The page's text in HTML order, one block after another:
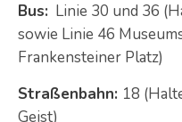
Bus: Linie 30 und 36
sowie Linie 46
Frankensteiner Platz)
Straßenbahn: 18
Geist)